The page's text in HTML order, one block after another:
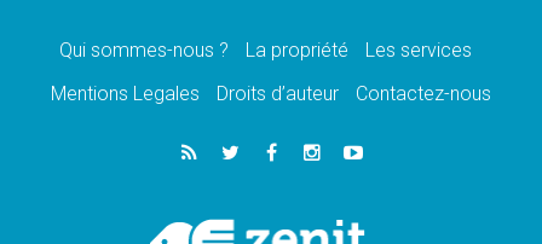
07.08.2026
de l'Assomption et mémoire nationale
«La paix commence par l'empathie» estime
le cardinal Parolin
En Colombie, «la paix ne s'achète pas avec
une signature»
Qui sommes-nous ? La propriété
Les services
Mentions Legales
Droits d’auteur Contactez-nous